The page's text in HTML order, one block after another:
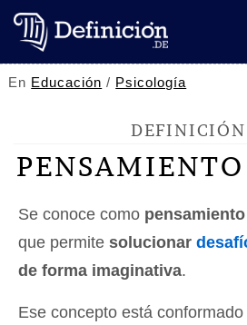
En Educación / Psicología
DEFINICIÓN
Se conoce como pensamiento
que permite solucionar
de forma imaginativa.
Ese concepto está